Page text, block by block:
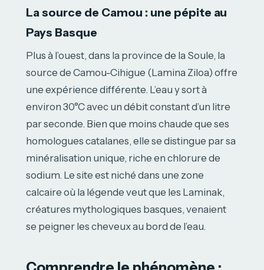
La source de Camou : une pépite au
Pays Basque
Plus à l’ouest, dans la province de la Soule, la
source de Camou-Cihigue (Lamina Ziloa) offre
une expérience différente. L’eau y sort à
environ 30°C avec un débit constant d’un litre
par seconde. Bien que moins chaude que ses
homologues catalanes, elle se distingue par sa
minéralisation unique, riche en chlorure de
sodium. Le site est niché dans une zone
calcaire où la légende veut que les Laminak,
créatures mythologiques basques, venaient
se peigner les cheveux au bord de l’eau.